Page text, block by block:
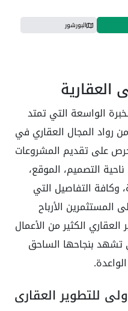
البورشور
العقارية
الواسعة التي تمتد
من رواد المجال العقاري في
على تقديم المشروعات
التصميم، الموقع،
وكافة التفاصيل التي
المستثمرين الأرباح
العقاري الكثير من الأعمال
تشهد بنجاحها الساحق
للتطوير العقاري